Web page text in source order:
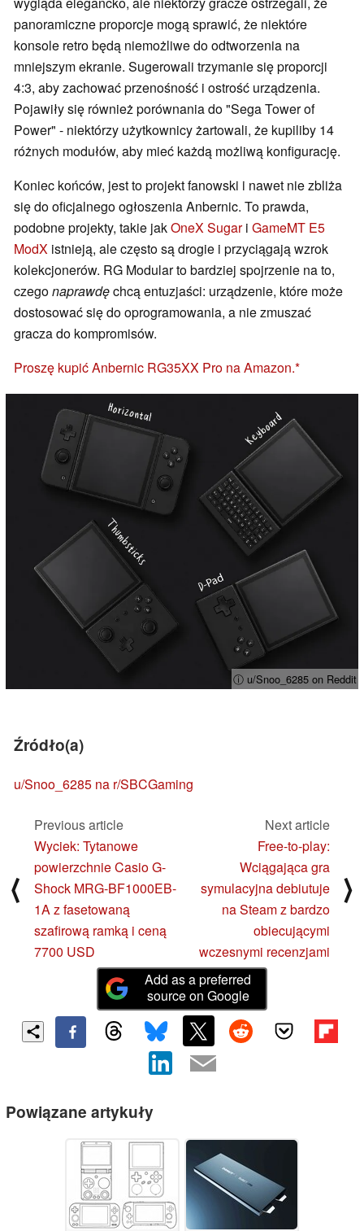
panoramiczne proporcje mogą sprawić, że niektóre
konsole retro będą niemożliwe do odtworzenia na
mniejszym ekranie. Sugerowali trzymanie się proporcji
4:3, aby zachować przenośność i ostrość urządzenia.
Pojawiły się również porównania do "Sega Tower of
Power" - niektórzy użytkownicy żartowali, że kupiliby 14
różnych modułów, aby mieć każdą możliwą konfigurację.
Koniec końców, jest to projekt fanowski i nawet nie zbliża
się do oficjalnego ogłoszenia Anbernic. To prawda,
podobne projekty, takie jakOneX Sugari GameMT E5
ModX istnieją, ale często są drogie i przyciągają wzrok
kolekcjonerów. RG Modular to bardziej spojrzenie na to,
czegonaprawdęchcą entuzjaści: urządzenie, które może
dostosować się do oprogramowania, a nie zmuszać
gracza do kompromisów.
Proszę kupić Anbernic RG35XX Pro na Amazon.
ⓘ u/Snoo_6285 on Reddit
Źródło(a)
u/Snoo_6285 na r/SBCGaming
⟨
Previous article
Wyciek: Tytanowe
powierzchnie Casio G-
Shock MRG-BF1000EB-
1A z fasetowaną
szafirową ramką i ceną
7700 USD
Next article
Free-to-play:
Wciągająca gra
symulacyjna debiutuje
na Steam z bardzo
obiecującymi
wczesnymi recenzjami
⟩
Add as a preferred
source on Google
Powiązane artykuły